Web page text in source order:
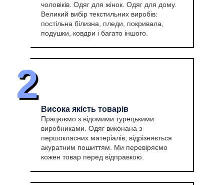
чоловіків. Одяг для жінок. Одяг для дому.
Великий вибір текстильних виробів:
постільна білизна, пледи, покривала,
подушки, ковдри і багато іншого.
2
Висока якість товарів
Працюємо з відомими турецькими
виробниками. Одяг виконана з
першокласних матеріалів, відрізняється
акуратним пошиттям. Ми перевіряємо
кожен товар перед відправкою.